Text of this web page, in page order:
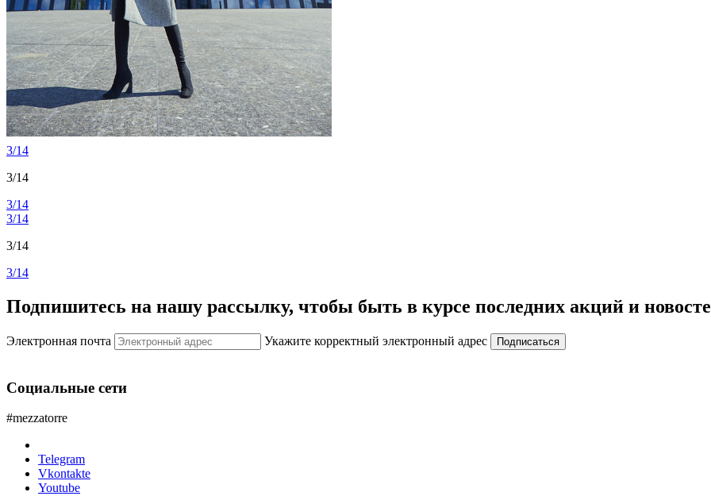
3/14
3/14
3/14
3/14
3/14
3/14
Подпишитесь на нашу рассылку, чтобы быть в курсе последних акций и
Электронная почта Укажите корректный электронный адрес Подписаться
Социальные сети
#mezzatorre
Telegram
Vkontakte
Youtube